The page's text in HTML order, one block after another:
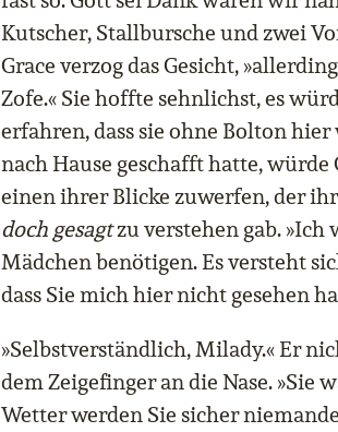
Kutscher, Stallbursche und zwei
Grace verzog das Gesicht,
Zofe.« Sie hoffte sehnlichst, es
erfahren, dass sie ohne Bolton hier
nach Hause geschafft hatte,
einen ihrer Blicke zuwerfen, der
doch gesagtzu verstehen gab. »Ich
Mädchen benötigen. Es versteht
dass Sie mich hier nicht gesehen
»Selbstverständlich, Milady.« Er
dem Zeigefinger an die Nase. »Sie
Wetter werden Sie sicher